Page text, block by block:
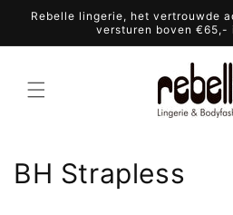
naar de
Rebelle lingerie, het vertrouwde
versturen boven €65,-
C
BH Strapless